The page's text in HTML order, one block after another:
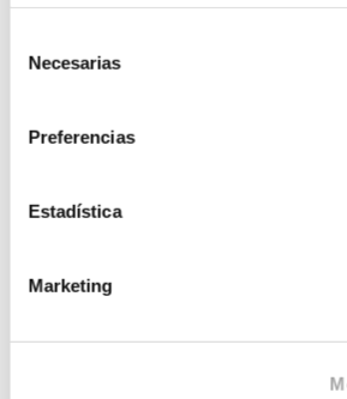
Necesarias
Preferencias
Estadística
Marketing